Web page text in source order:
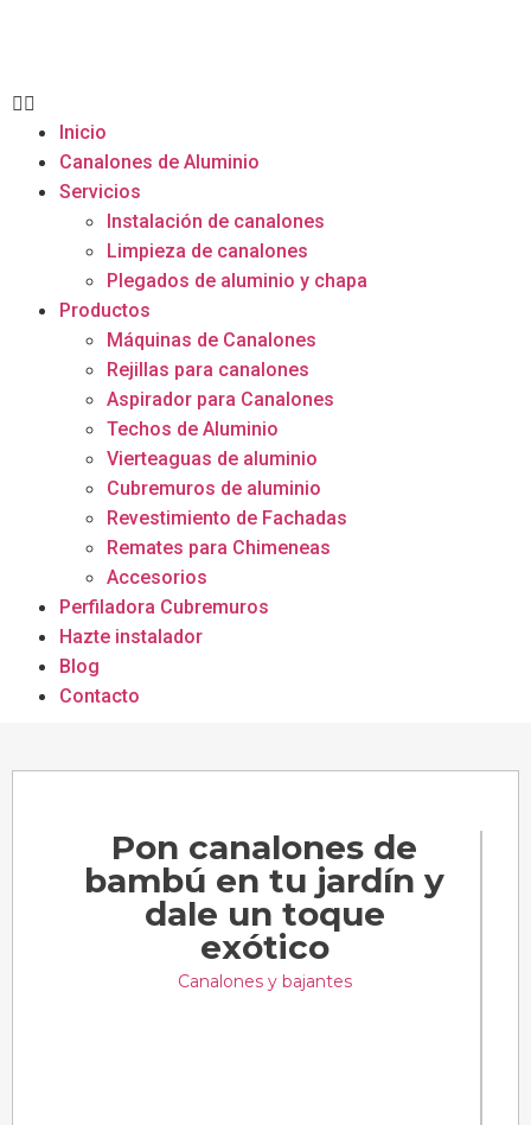
Inicio
Canalones de Aluminio
Servicios
Instalación de canalones
Limpieza de canalones
Plegados de aluminio y chapa
Productos
Máquinas de Canalones
Rejillas para canalones
Aspirador para Canalones
Techos de Aluminio
Vierteaguas de aluminio
Cubremuros de aluminio
Revestimiento de Fachadas
Remates para Chimeneas
Accesorios
Perfiladora Cubremuros
Hazte instalador
Blog
Contacto
Pon canalones de
bambú en tu jardín y
dale un toque
exótico
Canalones y bajantes